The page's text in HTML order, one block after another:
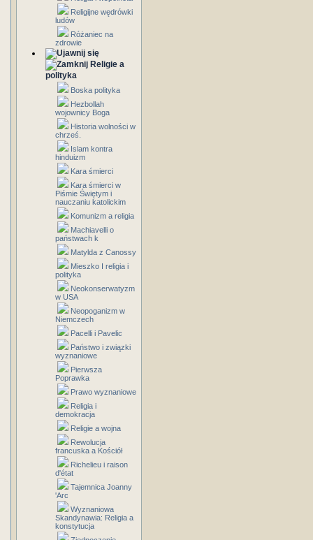
Religijne wędrówki
ludów
Różaniec na
zdrowie
Religie a
polityka
Boska polityka
Hezbollah
wojownicy Boga
Historia wolności w
chrześ.
Islam kontra
hinduizm
Kara śmierci
Kara śmierci w
Piśmie Świętym i
nauczaniu katolickim
Komunizm a religia
Machiavelli o
państwach k
Matylda z Canossy
Mieszko I religia i
polityka
Neokonserwatyzm
w USA
Neopoganizm w
Niemczech
Pacelli i Pavelic
Państwo i związki
wyznaniowe
Pierwsza
Poprawka
Prawo wyznaniowe
Religia i
demokracja
Religie a wojna
Rewolucja
francuska a Kościół
Richelieu i raison
d'état
Tajemnica Joanny
'Arc
Wyznaniowa
Skandynawia: Religia a
konstytucja